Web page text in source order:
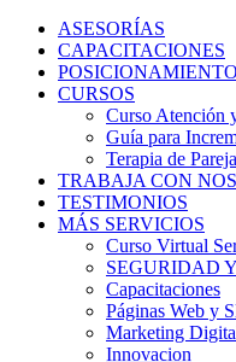
ASESORÍAS
CAPACITACIONES
CURSOS
Curso Atención
Guía para
Terapia de Pareja
TRABAJA CON
TESTIMONIOS
MÁS SERVICIOS
Curso Virtual
SEGURIDAD
Capacitaciones
Páginas Web y
Marketing
Innovacion